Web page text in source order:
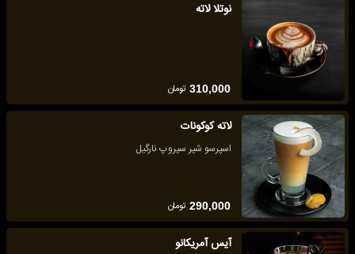
نوتلا لاته
310,000 تومان
لاته کوکونات
اسپرسو شیر سیروپ نارگیل
290,000 تومان
آیس آمریکانو